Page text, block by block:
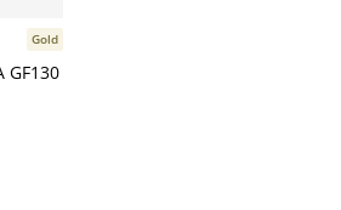
Gold
GF130